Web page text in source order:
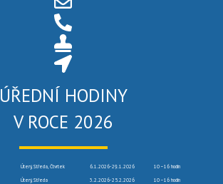
ÚŘEDNÍ HODINY
V ROCE 2026
Úterý, Středa, Čtvrtek 6.1.2026-29.1.2026 10 –16 hodin
Úterý, Středa 3.2.2026-25.2.2026 10 –16 hodin